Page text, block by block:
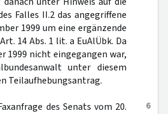
Falles II.2 das angegriffene
1999 um eine ergänzende
14 Abs. 1 lit. a EuAlÜbk. Da
1999 nicht eingegangen war,
unter diesem
Teilaufhebungsantrag.
6
des Senats vom 20.